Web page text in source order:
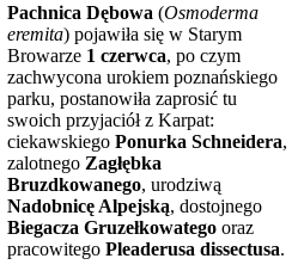
Pachnica Dębowa (Osmoderma
eremita) pojawiła się w Starym
Browarze 1 czerwca, po czym
zachwycona urokiem poznańskiego
parku, postanowiła zaprosić tu
swoich przyjaciół z Karpat:
ciekawskiego Ponurka Schneidera,
zalotnego Zagłębka
Bruzdkowanego, urodziwą
Nadobnicę Alpejską, dostojnego
Biegacza Gruzełkowatego oraz
pracowitego Pleaderusa dissectusa.